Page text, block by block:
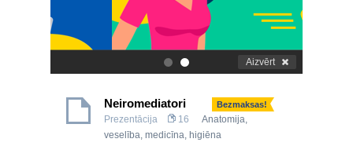
. Aizvērt
Neiromediatori Bezmaksas!
Prezentācija 16
Anatomija,
veselība, medicīna, higiēna